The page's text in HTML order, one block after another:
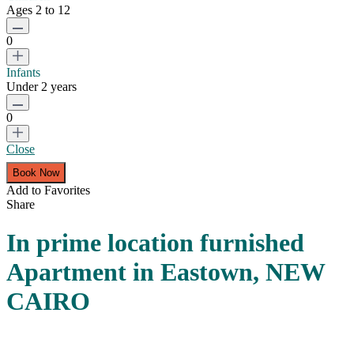
Ages 2 to 12
0
Infants
Under 2 years
0
Close
Add to Favorites
Share
In prime location furnished
Apartment in Eastown, NEW
CAIRO